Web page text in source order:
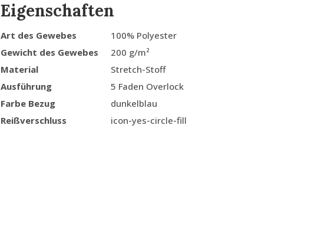
Eigenschaften
Art des Gewebes
100% Polyester
Gewicht des Gewebes
200 g/m²
Material
Stretch-Stoff
Ausführung
5 Faden Overlock
Farbe Bezug
dunkelblau
Reißverschluss
icon-yes-circle-fill